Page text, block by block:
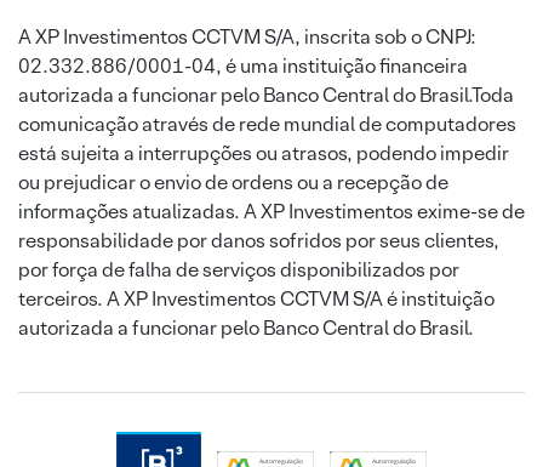
A XP Investimentos CCTVM S/A, inscrita sob o CNPJ:
02.332.886/0001-04, é uma instituição financeira
autorizada a funcionar pelo Banco Central do Brasil.Toda
comunicação através de rede mundial de computadores
está sujeita a interrupções ou atrasos, podendo impedir
ou prejudicar o envio de ordens ou a recepção de
informações atualizadas. A XP Investimentos exime-se de
responsabilidade por danos sofridos por seus clientes,
por força de falha de serviços disponibilizados por
terceiros. A XP Investimentos CCTVM S/A é instituição
autorizada a funcionar pelo Banco Central do Brasil.